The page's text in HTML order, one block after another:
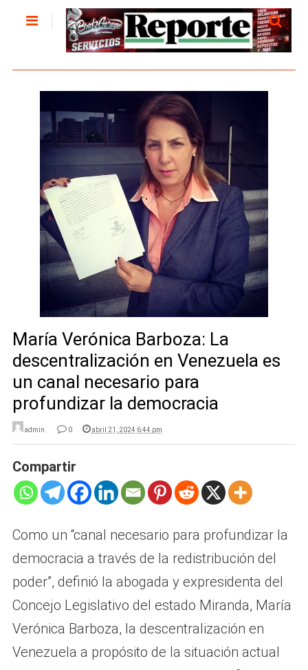
María Verónica Barboza: La
descentralización en Venezuela es
un canal necesario para
profundizar la democracia
admin 0 abril 21, 2024 6:44 pm
Compartir
Como un “canal necesario para profundizar la
democracia a través de la redistribución del
poder”, definió la abogada y expresidenta del
Concejo Legislativo del estado Miranda, María
Verónica Barboza, la descentralización en
Venezuela a propósito de la situación actual